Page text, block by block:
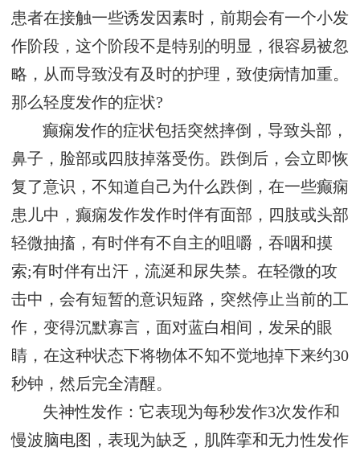
患者在接触一些诱发因素时，前期会有一个小发
作阶段，这个阶段不是特别的明显，很容易被忽
略，从而导致没有及时的护理，致使病情加重。
那么轻度发作的症状?
癫痫发作的症状包括突然摔倒，导致头部，
鼻子，脸部或四肢掉落受伤。跌倒后，会立即恢
复了意识，不知道自己为什么跌倒，在一些癫痫
患儿中，癫痫发作发作时伴有面部，四肢或头部
轻微抽搐，有时伴有不自主的咀嚼，吞咽和摸
索;有时伴有出汗，流涎和尿失禁。在轻微的攻
击中，会有短暂的意识短路，突然停止当前的工
作，变得沉默寡言，面对蓝白相间，发呆的眼
睛，在这种状态下将物体不知不觉地掉下来约30
秒钟，然后完全清醒。
失神性发作：它表现为每秒发作3次发作和
慢波脑电图，表现为缺乏，肌阵挛和无力性发作